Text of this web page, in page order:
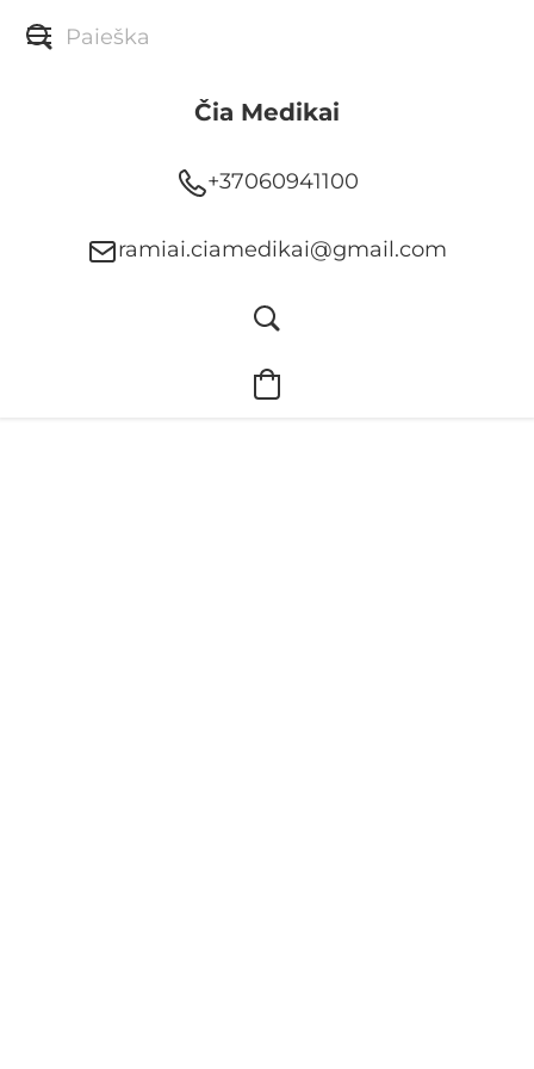
Čia Medikai
+37060941100
ramiai.ciamedikai@gmail.com